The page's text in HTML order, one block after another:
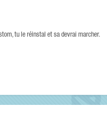
tu le réinstal et sa devrai marcher.